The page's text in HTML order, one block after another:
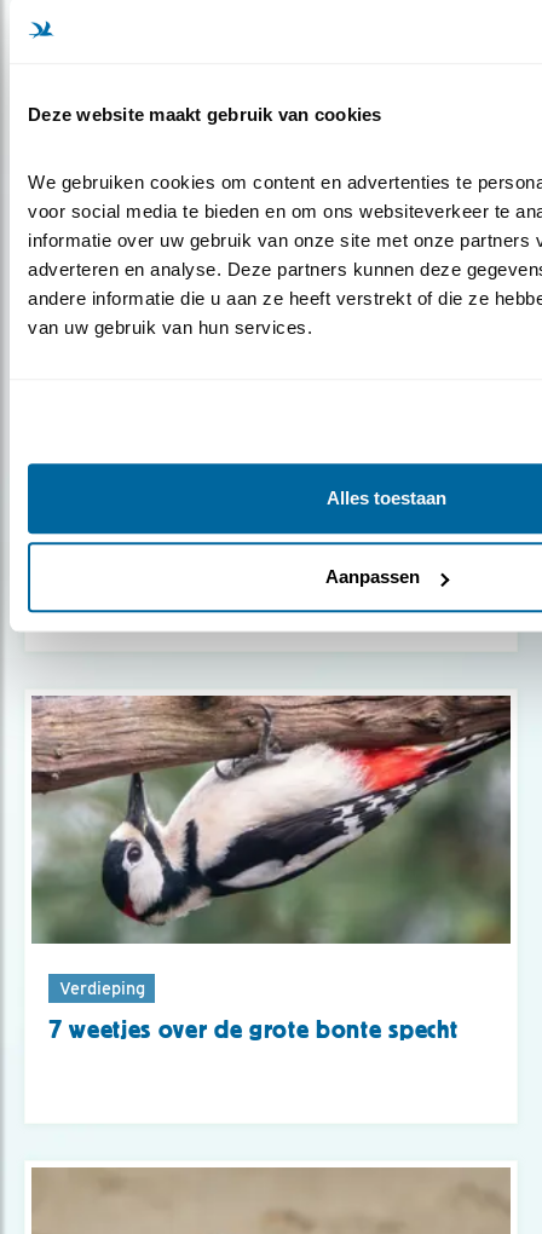
Deze website maakt gebruik van cookies
We gebruiken cookies om content en advertenties te
voor social media te bieden en om ons websiteverkeer te
informatie over uw gebruik van onze site met onze partners
adverteren en analyse. Deze partners kunnen deze
andere informatie die u aan ze heeft verstrekt of die ze
van uw gebruik van hun services.
Alles toestaan
Aanpassen
HET LEVEN VAN EEN GRUTTOKUIKEN
Populair
Tip
Verfomfaaide vogel? Het is de rui.
Verdieping
7 weetjes over de grote bonte specht